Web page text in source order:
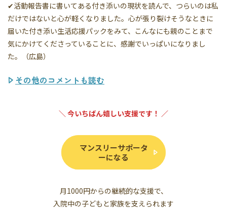
✔活動報告書に書いてある付き添いの現状を読んで、つらいのは私
だけではないと心が軽くなりました。心が張り裂けそうなときに
届いた付き添い生活応援パックをみて、こんなにも親のことまで
気にかけてくださっていることに、感謝でいっぱいになりまし
た。（広島）
その他のコメントも読む
＼ 今いちばん嬉しい支援です！ ／
マンスリーサポータ
ーになる
月1000円からの継続的な支援で、
入院中の子どもと家族を支えられます